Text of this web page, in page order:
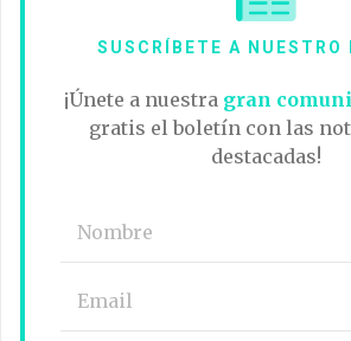
SUSCRÍBETE A NUESTRO
¡Únete a nuestra gran
gratis el boletín con las
destacadas!